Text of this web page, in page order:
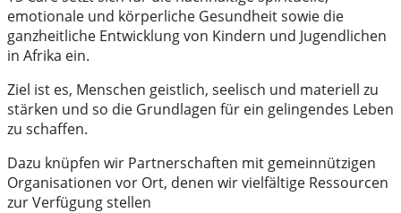
emotionale und körperliche Gesundheit sowie die
ganzheitliche Entwicklung von Kindern und Jugendlichen
in Afrika ein.
Ziel ist es, Menschen geistlich, seelisch und materiell zu
stärken und so die Grundlagen für ein gelingendes Leben
zu schaffen.
Dazu knüpfen wir Partnerschaften mit gemeinnützigen
Organisationen vor Ort, denen wir vielfältige Ressourcen
zur Verfügung stellen